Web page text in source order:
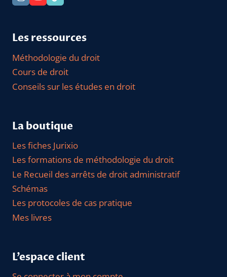
Les ressources
Méthodologie du droit
Cours de droit
Conseils sur les études en droit
La boutique
Les fiches Jurixio
Les formations de méthodologie du droit
Le Recueil des arrêts de droit administratif
Schémas
Les protocoles de cas pratique
Mes livres
L’espace client